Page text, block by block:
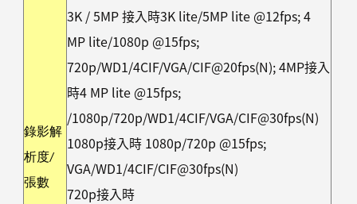
錄影解
析度/
張數
3K / 5MP接入時3K lite/5MP lite @12fps; 4
MP lite/1080p @15fps;
720p/WD1/4CIF/VGA/CIF@20fps(N); 4MP接入
時4 MP lite @15fps;
/1080p/720p/WD1/4CIF/VGA/CIF@30fps(N)
1080p接入時 1080p/720p @15fps;
VGA/WD1/4CIF/CIF@30fps(N)
720p接入時